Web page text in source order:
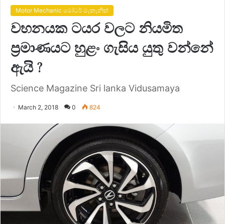
Motor Mechanic මෝටර් මැකැනික්
වහනයක ටයර වලට නියමිත
ප්‍රමාණයට හුළං ගැසිය යුතු වන්නේ
ඇයි ?
Science Magazine Sri lanka Vidusamaya
March 2, 2018 0 824